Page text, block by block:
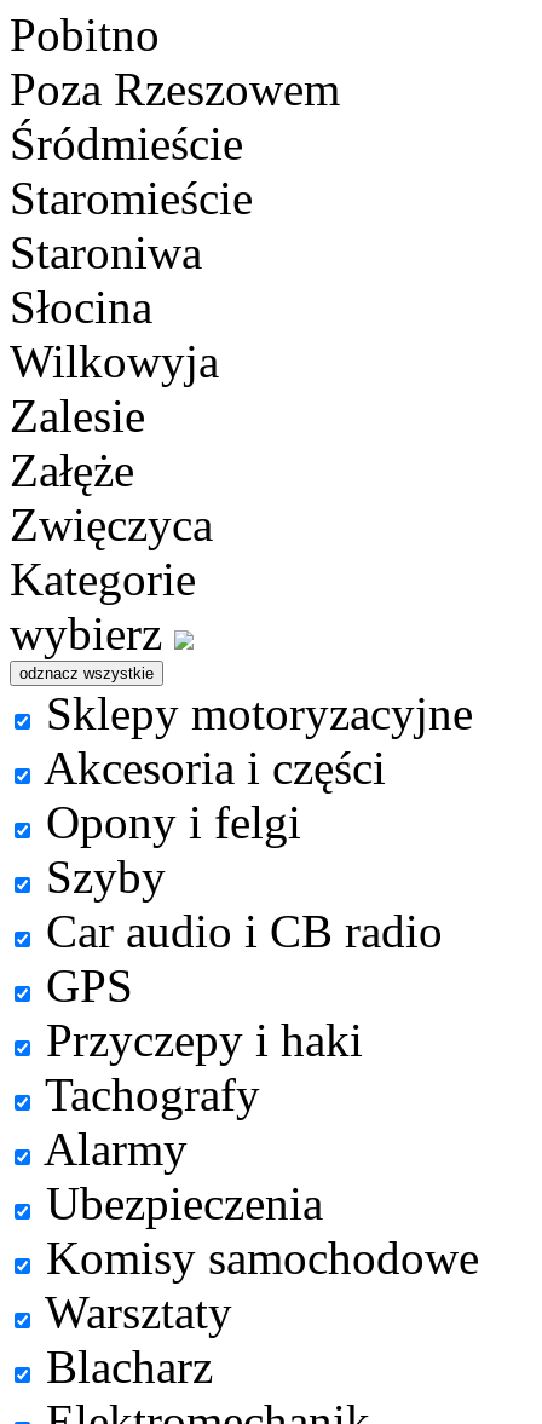
Pobitno
Poza Rzeszowem
Śródmieście
Staromieście
Staroniwa
Słocina
Wilkowyja
Zalesie
Załęże
Zwięczyca
Kategorie
wybierz
Sklepy motoryzacyjne
Akcesoria i części
Opony i felgi
Szyby
Car audio i CB radio
GPS
Przyczepy i haki
Tachografy
Alarmy
Ubezpieczenia
Komisy samochodowe
Warsztaty
Blacharz